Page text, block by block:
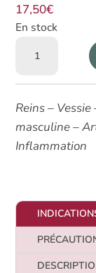
17,50€
En stock
Macérat
de
bourgeons
bio
Reins –
masculine –
Inflammation